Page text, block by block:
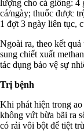
lượng cho cá giống: 4
cá/ngày; thuốc được
1 đợt 3 ngày liên tục,
Ngoài ra, theo kết
sung chiết xuất
tác dụng bảo vệ sự
Trị bệnh
Khi phát hiện trong ao
không vứt bừa bãi ra
có rải vôi bột để tiệt